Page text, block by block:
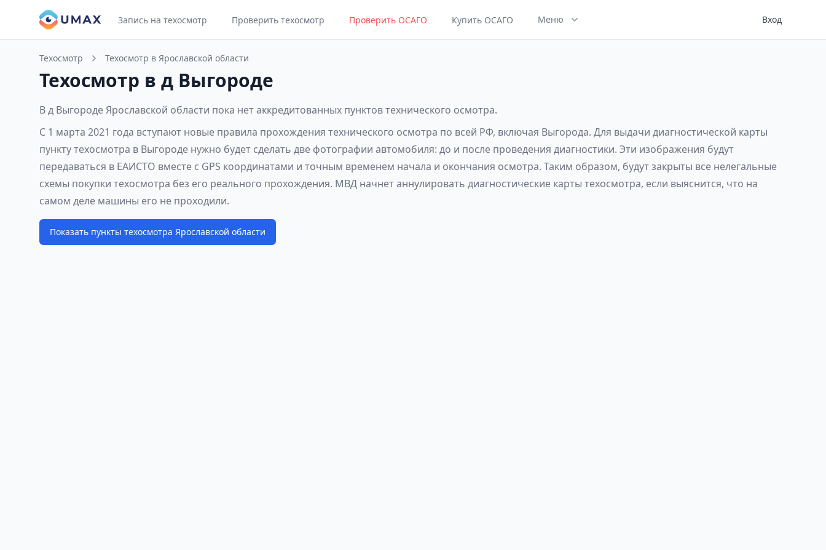
Запись на техосмотр Проверить техосмотр Проверить ОСАГО Купить ОСАГО Меню Вход
Техосмотр Техосмотр в Ярославской области
Техосмотр в д Выгороде
В д Выгороде Ярославской области пока нет аккредитованных пунктов технического осмотра.
С 1 марта 2021 года вступают новые правила прохождения технического осмотра по всей РФ, включая Выгорода. Для выдачи диагностической карты
пункту техосмотра в Выгороде нужно будет сделать две фотографии автомобиля: до и после проведения диагностики. Эти изображения будут
передаваться в ЕАИСТО вместе с GPS координатами и точным временем начала и окончания осмотра. Таким образом, будут закрыты все нелегальные
схемы покупки техосмотра без его реального прохождения. МВД начнет аннулировать диагностические карты техосмотра, если выяснится, что на
самом деле машины его не проходили.
Показать пункты техосмотра Ярославской области